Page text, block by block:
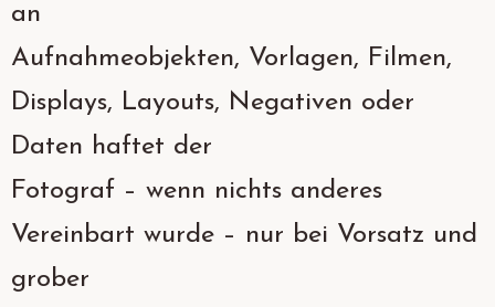
an
Aufnahmeobjekten, Vorlagen, Filmen,
Displays, Layouts, Negativen oder
Daten haftet der
Fotograf – wenn nichts anderes
Vereinbart wurde – nur bei Vorsatz und
grober